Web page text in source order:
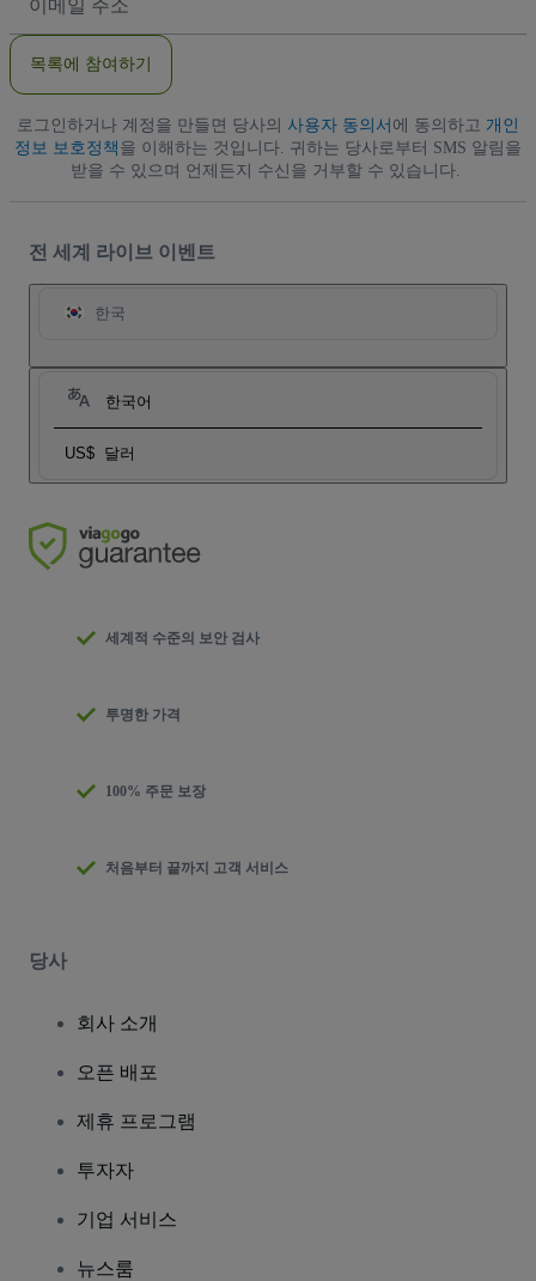
메
소
목록에 참여하기
로그인하거나 계정을 만들면 당사의 사용자 동의서 에 동의하고 개인
정보 보호정책 을 이해하는 것입니다. 귀하는 당사로부터 SMS 알림을
받을 수 있으며 언제든지 수신을 거부할 수 있습니다.
전 세계 라이브 이벤트
한국
한국어
US$ 달러
세계적 수준의 보안 검사
투명한 가격
100% 주문 보장
처음부터 끝까지 고객 서비스
당사
회사 소개
오픈 배포
제휴 프로그램
투자자
기업 서비스
뉴스룸